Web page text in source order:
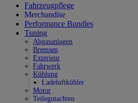
Fahrzeugpflege
Merchandise
Performance Bundles
Tuning
Abgasanlagen
Bremsen
Exterieur
Fahrwerk
Kühlung
Ladeluftkühler
Motor
Teilegutachten